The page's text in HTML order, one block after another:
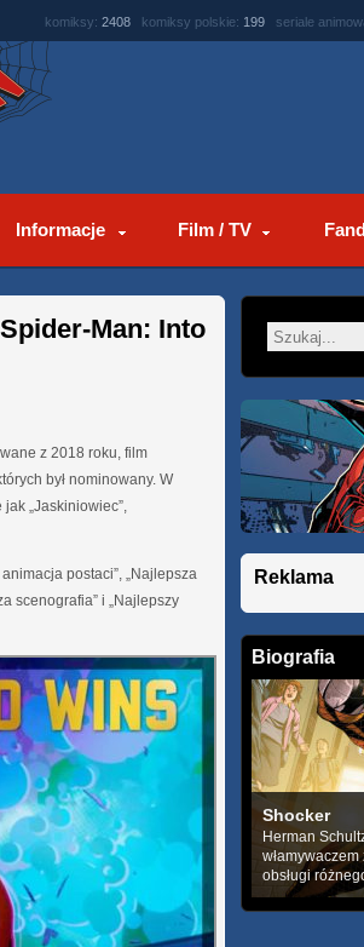
komiksy: 2408 komiksy polskie: 199 seriale
Informacje Film / TV
Man: Into
z 2018 roku, film
był nominowany. W
„Jaskiniowiec”,
postaci”, „Najlepsza
scenografia” i „Najlepszy
Reklama
Biografia
Shocker
Herman
obsługi